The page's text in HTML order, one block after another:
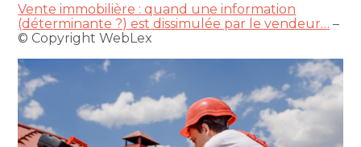
Vente immobilière : quand une information
(déterminante ?) est dissimulée par le vendeur… –
© Copyright WebLex